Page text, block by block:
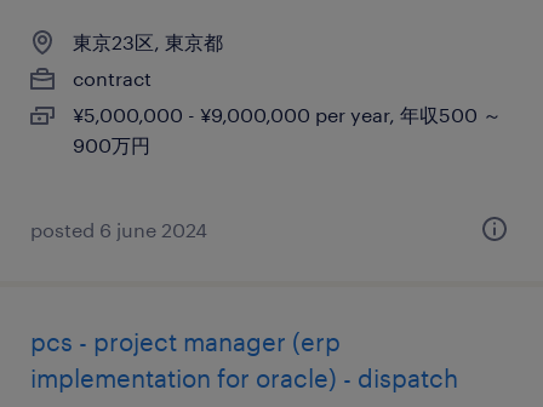
東京23区, 東京都
contract
¥5,000,000 - ¥9,000,000 per year, 年収500 ～
900万円
posted 6 june 2024
pcs - project manager (erp
implementation for oracle) - dispatch